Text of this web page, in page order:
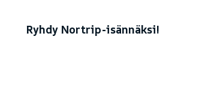
Ryhdy Nortrip-isännäksi!